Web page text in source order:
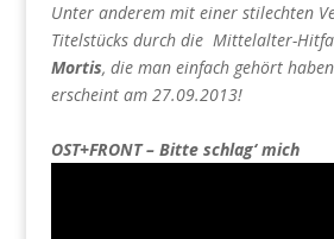
Unter anderem mit einer stilechten
Titelstücks durch die Mittelalter-
Mortis, die man einfach gehört
erscheint am 27.09.2013!
OST+FRONT – Bitte schlag‘ mich